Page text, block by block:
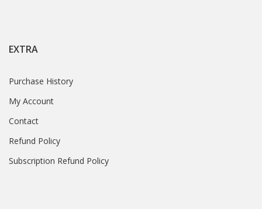
EXTRA
Purchase History
My Account
Contact
Refund Policy
Subscription Refund Policy